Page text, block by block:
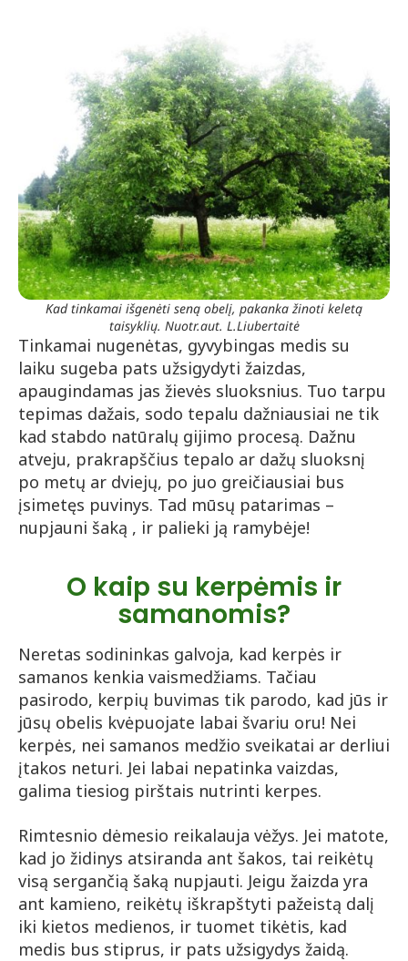
Kad tinkamai išgenėti seną obelį, pakanka žinoti keletą
taisyklių. Nuotr.aut. L.Liubertaitė
Tinkamai nugenėtas, gyvybingas medis su
laiku sugeba pats užsigydyti žaizdas,
apaugindamas jas žievės sluoksnius. Tuo tarpu
tepimas dažais, sodo tepalu dažniausiai ne tik
kad stabdo natūralų gijimo procesą. Dažnu
atveju, prakrapščius tepalo ar dažų sluoksnį
po metų ar dviejų, po juo greičiausiai bus
įsimetęs puvinys. Tad mūsų patarimas –
nupjauni šaką , ir palieki ją ramybėje!
O kaip su kerpėmis ir
samanomis?
Neretas sodininkas galvoja, kad kerpės ir
samanos kenkia vaismedžiams. Tačiau
pasirodo, kerpių buvimas tik parodo, kad jūs ir
jūsų obelis kvėpuojate labai švariu oru! Nei
kerpės, nei samanos medžio sveikatai ar derliui
įtakos neturi. Jei labai nepatinka vaizdas,
galima tiesiog pirštais nutrinti kerpes.
Rimtesnio dėmesio reikalauja vėžys. Jei matote,
kad jo židinys atsiranda ant šakos, tai reikėtų
visą sergančią šaką nupjauti. Jeigu žaizda yra
ant kamieno, reikėtų iškrapštyti pažeistą dalį
iki kietos medienos, ir tuomet tikėtis, kad
medis bus stiprus, ir pats užsigydys žaidą.